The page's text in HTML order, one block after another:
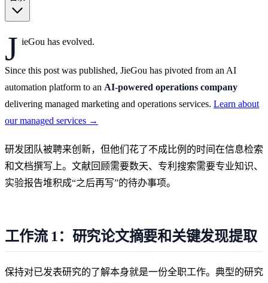
J ieGou has evolved.
Since this post was published, JieGou has pivoted from an AI
automation platform to an AI-powered operations company
delivering managed marketing and operations services. Learn about
our managed services →
研发团队被聘来创新，但他们花了不成比例的时间在信息检索
和文档撰写上。文献回顾需要数天、专利搜索需要专业知识、
实验报告堆积成“之后再写”的待办事项。
工作流 1：研究论文摘要和关键发现提取
保持对已发表研究的了解本身就是一份全职工作。典型的研究